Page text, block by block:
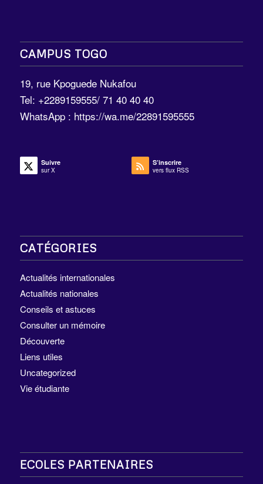
CAMPUS TOGO
19, rue Kpoguede Nukafou
Tel: +2289159555/ 71 40 40 40
WhatsApp : https://wa.me/22891595555
Suivre
sur X
S’inscrire
vers flux RSS
CATÉGORIES
Actualités internationales
Actualités nationales
Conseils et astuces
Consulter un mémoire
Découverte
Liens utiles
Uncategorized
Vie étudiante
ECOLES PARTENAIRES